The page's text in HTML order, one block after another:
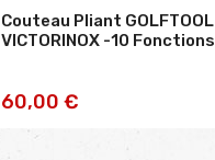
Couteau Pliant GOLFTOOL
VICTORINOX -10 Fonctions
60,00 €AJOUTER AU